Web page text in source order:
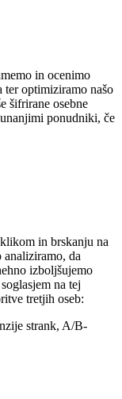
in ocenimo
ter optimiziramo našo
šifrirane osebne
ponudniki, če
in brskanju na
analiziramo, da
izboljšujemo
na tej
tretjih oseb:
strank, A/B-